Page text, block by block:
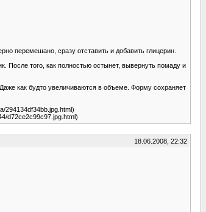
перемешано, сразу отставить и добавить глицерин.
После того, как полностью остынет, вывернуть помаду и
как будто увеличиваются в объеме. Форму сохраняет
294134df34bb.jpg.html)
d72ce2c99c97.jpg.html)
18.06.2008, 22:32